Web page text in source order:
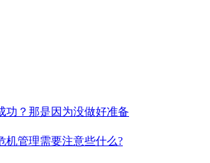
功？那是因为没做好准备
机管理需要注意些什么?